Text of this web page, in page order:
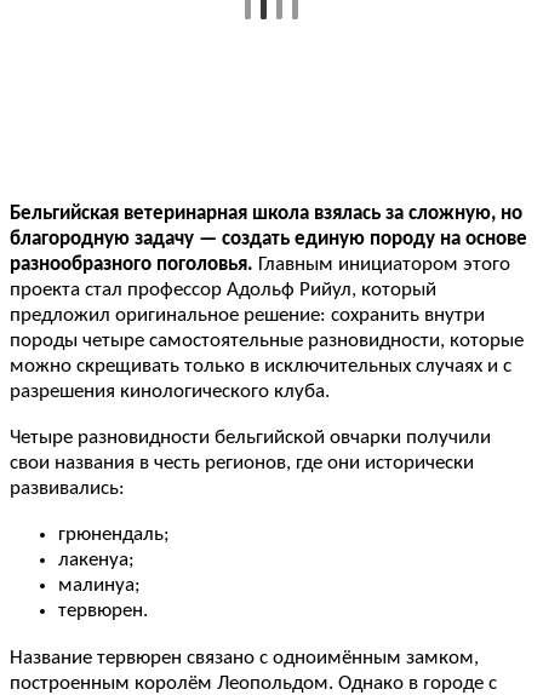
Бельгийская ветеринарная школа взялась за сложную, но
благородную задачу — создать единую породу на основе
разнообразного поголовья. Главным инициатором этого
проекта стал профессор Адольф Рийул, который
предложил оригинальное решение: сохранить внутри
породы четыре самостоятельные разновидности, которые
можно скрещивать только в исключительных случаях и с
разрешения кинологического клуба.
Четыре разновидности бельгийской овчарки получили
свои названия в честь регионов, где они исторически
развивались:
грюнендаль;
лакенуа;
малинуа;
тервюрен.
Название тервюрен связано с одноимённым замком,
построенным королём Леопольдом. Однако в городе с